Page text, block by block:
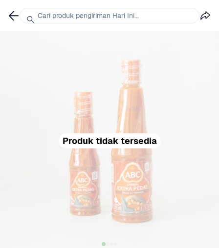
Produk tidak tersedia
Cari produk pengiriman Hari Ini...